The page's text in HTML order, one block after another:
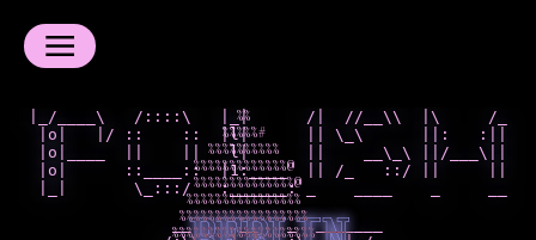
#@@*@@
###%@@**.
####@%####
######@####
######%#####
######%#####
#######@@%@%.
|_/____\   /::::\   |_|      /|  //__\\  |\     /_
|o|   |/ ::    ::  |l|      || \_\      ||:   :||
|o|____  ||    ||   l|      ||    __\_\ ||/___\||
|o|      ::____::  |1:____  || /_   ::/ ||     ||
|_|       \_:::/   :______: _    ____    _     __
               __     __   _  _______